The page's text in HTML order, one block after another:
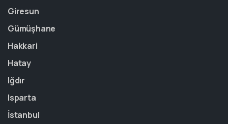
Giresun
Gümüşhane
Hakkari
Hatay
Iğdır
Isparta
İstanbul